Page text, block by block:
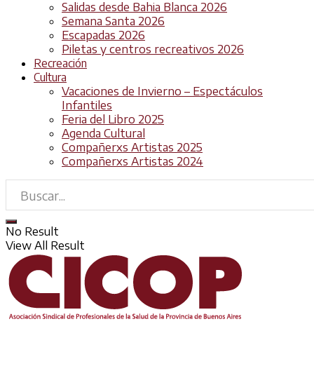
Salidas desde Bahia Blanca 2026
Semana Santa 2026
Escapadas 2026
Piletas y centros recreativos 2026
Recreación
Cultura
Vacaciones de Invierno – Espectáculos
Infantiles
Feria del Libro 2025
Agenda Cultural
Compañerxs Artistas 2025
Compañerxs Artistas 2024
No Result
View All Result